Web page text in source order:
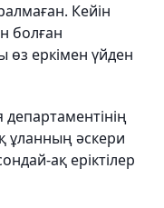
Кейін
болған
өз еркімен үйден
ұланның әскери
ақ еріктілер